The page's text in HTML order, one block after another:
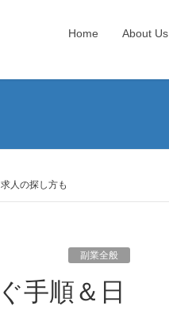
Home About Us
人の探し方も
副業全般